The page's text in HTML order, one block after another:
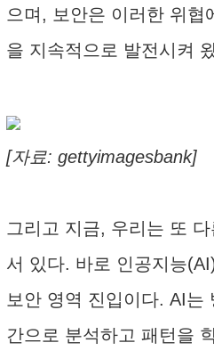
으며, 보안은 이러한 위협
을 지속적으로 발전시켜
[자료: gettyimagesbank]
그리고 지금, 우리는 또
서 있다. 바로 인공지능
보안 영역 진입이다. AI는
간으로 분석하고 패턴을